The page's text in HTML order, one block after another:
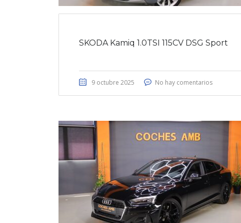
SKODA Kamiq 1.0TSI 115CV DSG Sport
9 octubre 2025 No hay comentarios